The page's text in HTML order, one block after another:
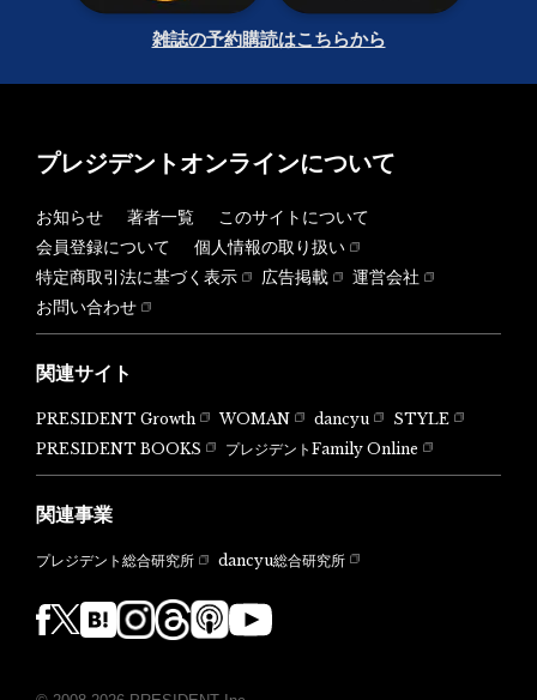
雑誌の予約購読はこちらから
プレジデントオンラインについて
お知らせ 著者一覧
このサイトについて
会員登録について
個人情報の取り扱い
特定商取引法に基づく表示
広告掲載
運営会社
お問い合わせ
関連サイト
PRESIDENT Growth WOMAN dancyu
STYLE
PRESIDENT BOOKS
プレジデントFamily Online
関連事業
プレジデント総合研究所 dancyu総合研究所